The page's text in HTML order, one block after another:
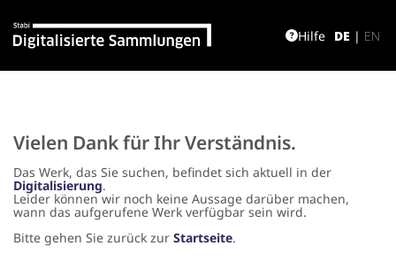
DE | EN
Hilfe
Vielen Dank für Ihr Verständnis.
Das Werk, das Sie suchen, befindet sich aktuell in der
Digitalisierung.
Leider können wir noch keine Aussage darüber machen,
wann das aufgerufene Werk verfügbar sein wird.
Bitte gehen Sie zurück zur Startseite.